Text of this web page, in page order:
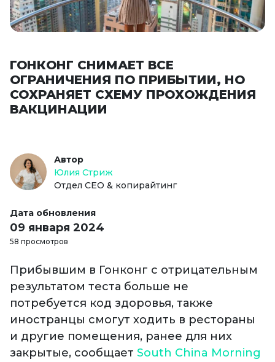
ГОНКОНГ СНИМАЕТ ВСЕ
ОГРАНИЧЕНИЯ ПО ПРИБЫТИИ, НО
СОХРАНЯЕТ СХЕМУ ПРОХОЖДЕНИЯ
ВАКЦИНАЦИИ
Автор
Юлия Стриж
Отдел СЕО & копирайтинг
Дата обновления
09 января 2024
58 просмотров
Прибывшим в Гонконг с отрицательным
результатом теста больше не
потребуется код здоровья, также
иностранцы смогут ходить в рестораны
и другие помещения, ранее для них
закрытые, сообщает South China Morning